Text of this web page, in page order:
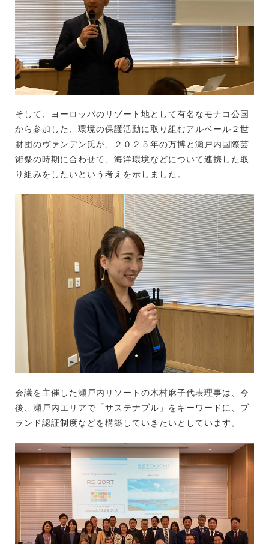
そして、ヨーロッパのリゾート地として有名なモナコ公国
から参加した、環境の保護活動に取り組むアルベール２世
財団のヴァンデン氏が、２０２５年の万博と瀬戸内国際芸
術祭の時期に合わせて、海洋環境などについて連携した取
り組みをしたいという考えを示しました。
会議を主催した瀬戸内リソートの木村麻子代表理事は、今
後、瀬戸内エリアで「サステナブル」をキーワードに、ブ
ランド認証制度などを構築していきたいとしています。